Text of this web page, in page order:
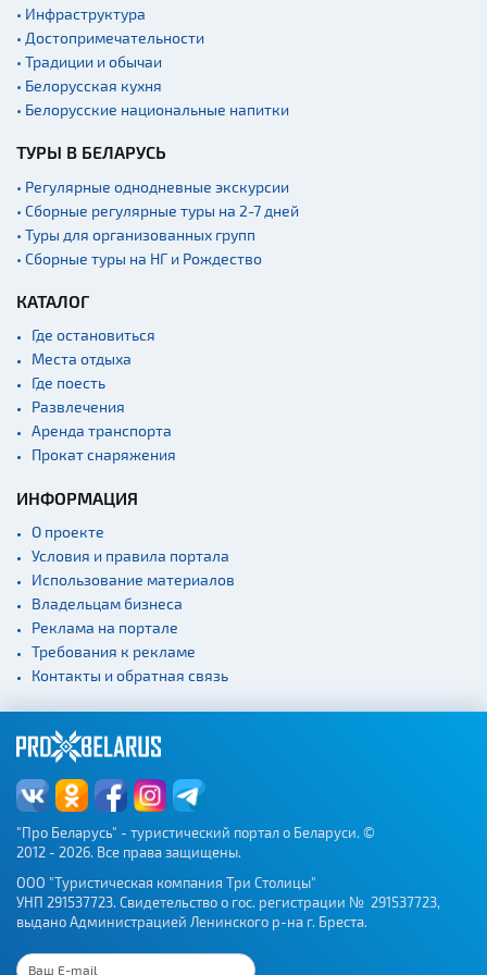
Мастер-классы
Квесты
Садово-парковая
архитектура
людям
Кладбище
Монастыри
Костелы
Театры
Концертные залы
Начало и окончание
экскурсий: г. Минск
Спортивные
сооружения
Веломаршруты
Аэропорты
Железнодорожные
вокзалы
• Инфраструктура
• Достопримечательности
• Традиции и обычаи
• Белорусская кухня
• Белорусские национальные напитки
ТУРЫ В БЕЛАРУСЬ
• Регулярные однодневные экскурсии
• Сборные регулярные туры на 2-7 дней
• Туры для организованных групп
• Сборные туры на НГ и Рождество
КАТАЛОГ
Где остановиться
Места отдыха
Где поесть
Развлечения
Аренда транспорта
Прокат снаряжения
ИНФОРМАЦИЯ
О проекте
Условия и правила портала
Использование материалов
Владельцам бизнеса
Реклама на портале
Требования к рекламе
Контакты и обратная связь
"Про Беларусь" - туристический портал о Беларуси. ©
2012 - 2026. Все права защищены.
ООО "Туристическая компания Три Столицы"
УНП 291537723. Свидетельство о гос. регистрации № 291537723,
выдано Администрацией Ленинского р-на г. Бреста.